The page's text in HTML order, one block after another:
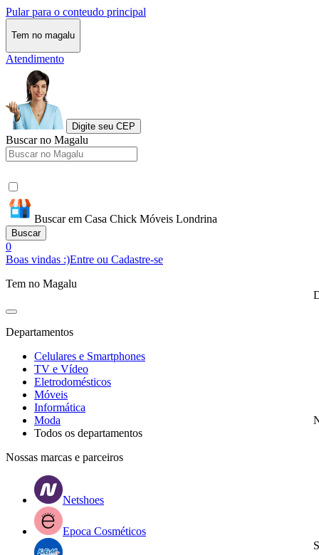
Pular para o conteudo principal
Tem no magalu
Atendimento
Digite seu CEP
Buscar no Magalu
Buscar em Casa Chick Móveis Londrina
Buscar
0
Boas vindas :)Entre ou Cadastre-se
Tem no Magalu
Departamentos
Celulares e Smartphones
TV e Vídeo
Eletrodomésticos
Móveis
Informática
Moda
Todos os departamentos
Nossas marcas e parceiros
Netshoes
Epoca Cosméticos